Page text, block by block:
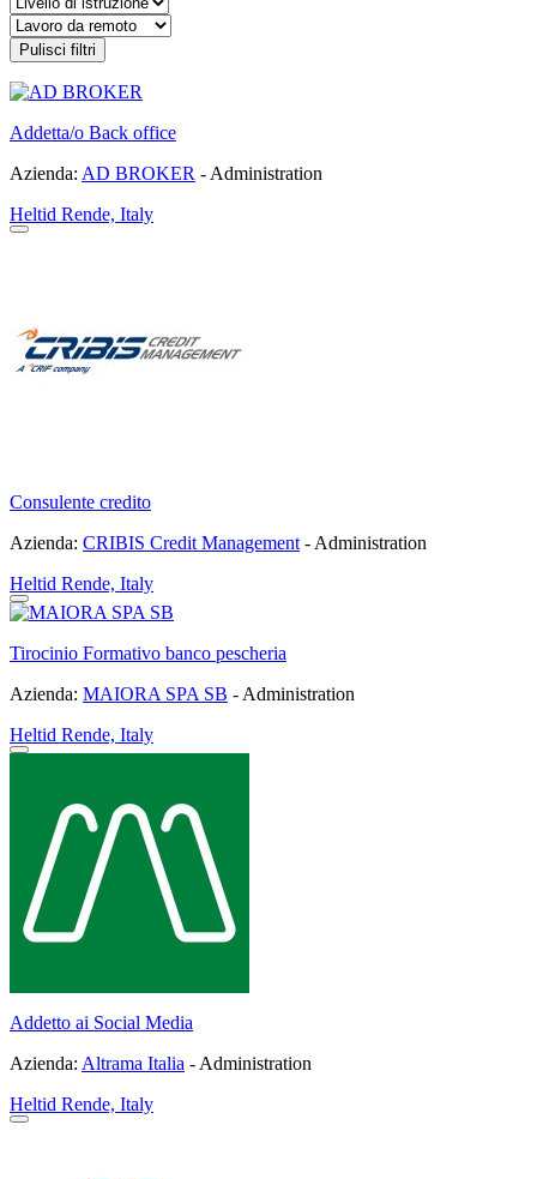
Pulisci filtri
Addetta/o Back office
Azienda: AD BROKER - Administration
Heltid Rende, Italy
Consulente credito
Azienda: CRIBIS Credit Management - Administration
Heltid Rende, Italy
Tirocinio Formativo banco pescheria
Azienda: MAIORA SPA SB - Administration
Heltid Rende, Italy
Addetto ai Social Media
Azienda: Altrama Italia - Administration
Heltid Rende, Italy